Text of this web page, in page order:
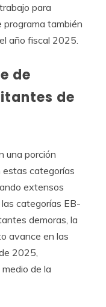
para
programa también
año fiscal 2025.
de
de
una porción
categorías
extensos
categorías EB-
demoras, la
avance en las
2025,
de la